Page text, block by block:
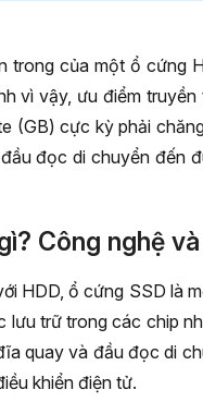
trong của một ổ cứng
vì vậy, ưu điểm
(GB) cực kỳ phải
đọc di chuyển đến
Công nghệ
HDD, ổ cứng SSD là
lưu trữ trong các chip
quay và đầu đọc di
khiển điện tử.